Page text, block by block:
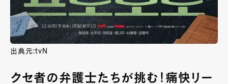
出典元:tvN
クセ者の弁護士たちが挑む！痛快リー